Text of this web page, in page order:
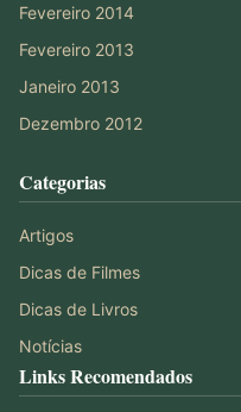
Fevereiro 2014
Fevereiro 2013
Janeiro 2013
Dezembro 2012
Categorias
Artigos
Dicas de Filmes
Dicas de Livros
Notícias
Links Recomendados